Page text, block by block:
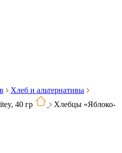
Хлеб и альтернативы
40 гр
Хлебцы «Яблоко-